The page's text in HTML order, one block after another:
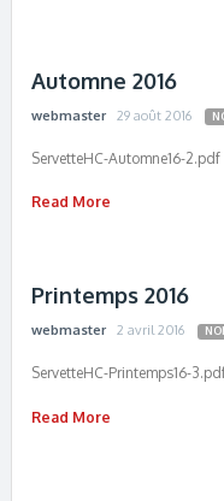
Automne 2016
webmaster 29 août 2016
ServetteHC-Automne16-2.pdf
Read More
Printemps 2016
webmaster 2 avril 2016
ServetteHC-Printemps16-
Read More